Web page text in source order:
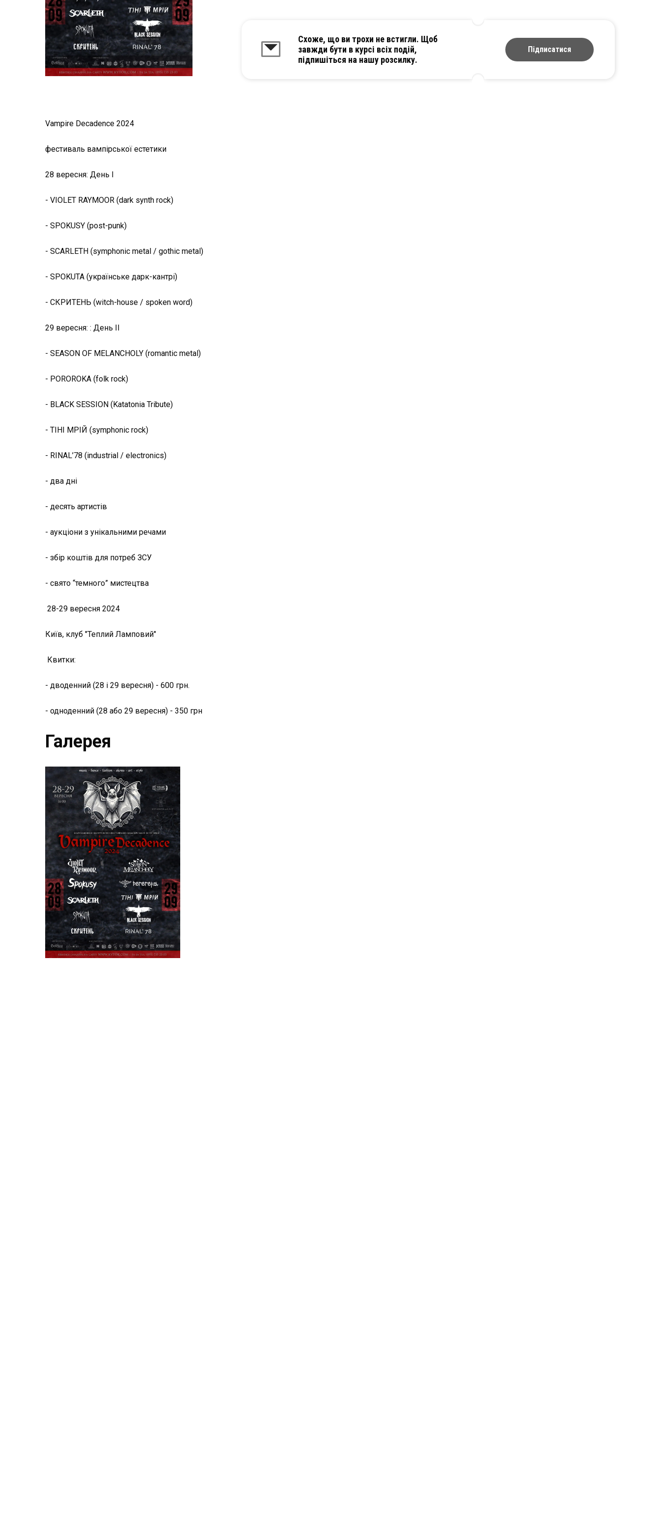
Схоже, що ви трохи не встигли. Щоб
завжди бути в курсі всіх подій,
підпишіться на нашу розсилку.
Підписатися
Vampire Decadence 2024
фестиваль вампірської естетики
28 вересня: День I
- VIOLET RAYMOOR (dark synth rock)
- SPOKUSY (post-punk)
- SCARLETH (symphonic metal / gothic metal)
- SPOKUTA (українське дарк-кантрі)
- СКРИТЕНЬ (witch-house / spoken word)
29 вересня: : День II
- SEASON OF MELANCHOLY (romantic metal)
- POROROKA (folk rock)
- BLACK SESSION (Katatonia Tribute)
- ТІНІ МРІЙ (symphonic rock)
- RINAL’78 (industrial / electronics)
- два дні
- десять артистів
- аукціони з унікальними речами
- збір коштів для потреб ЗСУ
- свято “темного” мистецтва
28-29 вересня 2024
Київ, клуб "Теплий Ламповий"
Квитки:
- дводенний (28 і 29 вересня) - 600 грн.
- одноденний (28 або 29 вересня) - 350 грн
Галерея